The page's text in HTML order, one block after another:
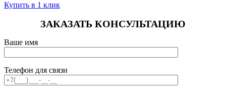
Купить в 1 клик
ЗАКАЗАТЬ КОНСУЛЬТАЦИЮ
Ваше имя
Телефон для связи